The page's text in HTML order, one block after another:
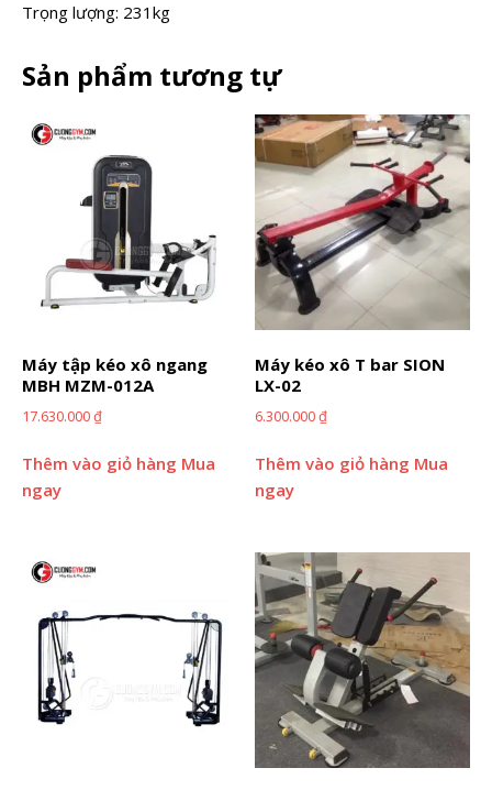
Trọng lượng: 231kg
Sản phẩm tương tự
Máy tập kéo xô ngang
MBH MZM-012A
17.630.000₫
Thêm vào giỏ hàng Mua
ngay
Máy kéo xô T bar SION
LX-02
6.300.000₫
Thêm vào giỏ hàng Mua
ngay